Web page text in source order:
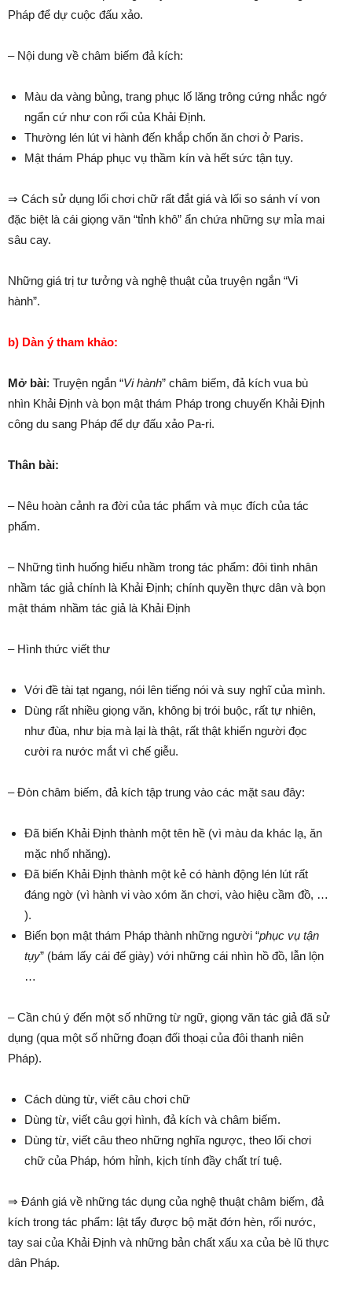
Pháp để dự cuộc đấu xảo.
– Nội dung về châm biếm đả kích:
Màu da vàng bủng, trang phục lố lăng trông cứng nhắc ngớ
ngẩn cứ như con rối của Khải Định.
Thường lén lút vi hành đến khắp chốn ăn chơi ở Paris.
Mật thám Pháp phục vụ thầm kín và hết sức tận tụy.
⇒ Cách sử dụng lối chơi chữ rất đắt giá và lối so sánh ví von
đặc biệt là cái giọng văn “tỉnh khô” ẩn chứa những sự mỉa mai
sâu cay.
Những giá trị tư tưởng và nghệ thuật của truyện ngắn “Vi
hành”.
b) Dàn ý tham khảo:
Mở bài: Truyện ngắn “Vi hành” châm biếm, đả kích vua bù
nhìn Khải Định và bọn mật thám Pháp trong chuyến Khải Định
công du sang Pháp để dự đấu xảo Pa-ri.
Thân bài:
– Nêu hoàn cảnh ra đời của tác phẩm và mục đích của tác
phẩm.
– Những tình huống hiểu nhầm trong tác phẩm: đôi tình nhân
nhầm tác giả chính là Khải Định; chính quyền thực dân và bọn
mật thám nhầm tác giả là Khải Định
– Hình thức viết thư
Với đề tài tạt ngang, nói lên tiếng nói và suy nghĩ của mình.
Dùng rất nhiều giọng văn, không bị trói buộc, rất tự nhiên,
như đùa, như bịa mà lại là thật, rất thật khiến người đọc
cười ra nước mắt vì chế giễu.
– Đòn châm biếm, đả kích tập trung vào các mặt sau đây:
Đã biến Khải Định thành một tên hề (vì màu da khác lạ, ăn
mặc nhố nhăng).
Đã biến Khải Định thành một kẻ có hành động lén lút rất
đáng ngờ (vì hành vi vào xóm ăn chơi, vào hiệu cầm đồ, …
).
Biến bọn mật thám Pháp thành những người “phục vụ tận
tụy” (bám lấy cái đế giày) với những cái nhìn hồ đồ, lẫn lộn
…
– Cần chú ý đến một số những từ ngữ, giọng văn tác giả đã sử
dụng (qua một số những đoạn đối thoại của đôi thanh niên
Pháp).
Cách dùng từ, viết câu chơi chữ
Dùng từ, viết câu gợi hình, đả kích và châm biếm.
Dùng từ, viết câu theo những nghĩa ngược, theo lối chơi
chữ của Pháp, hóm hỉnh, kịch tính đầy chất trí tuệ.
⇒ Đánh giá về những tác dụng của nghệ thuật châm biếm, đả
kích trong tác phẩm: lật tẩy được bộ mặt đớn hèn, rối nước,
tay sai của Khải Định và những bản chất xấu xa của bè lũ thực
dân Pháp.